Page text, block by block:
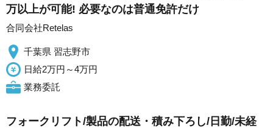
万以上が可能! 必要なのは普通免許だけ
合同会社Retelas
千葉県 習志野市
日給2万円～4万円
業務委託
フォークリフト/製品の配送・積み下ろし/日勤/未経